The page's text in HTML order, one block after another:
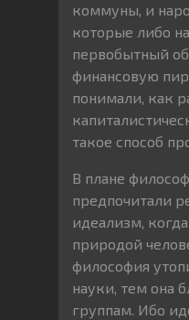
коммуны, и
которые либо
первобытный
финансовую
понимали, как
такое способ
В плане
предпочитали
идеализм,
природой
философия
науки, тем она
группам. Ибо